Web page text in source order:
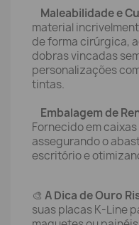
Maleabilidade e
material
de forma cirúrgica,
dobras vincadas
personalizações
tintas.
Embalagem de
Fornecido em
assegurando o
escritório e
🎨 A Dica de Ouro
suas placas K-Line